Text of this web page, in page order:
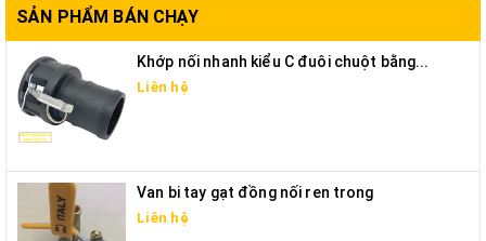
SẢN PHẨM BÁN CHẠY
Khớp nối nhanh kiểu C đuôi chuột bằng...
Liên hệ
Van bi tay gạt đồng nối ren trong
Liên hệ